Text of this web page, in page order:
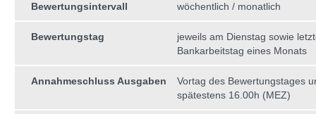
Bewertungsintervall wöchentlich / monatlich
Bewertungstag
jeweils am Dienstag sowie
Bankarbeitstag eines Monats
Annahmeschluss Ausgaben
Vortag des Bewertungstages
spätestens 16.00h (MEZ)